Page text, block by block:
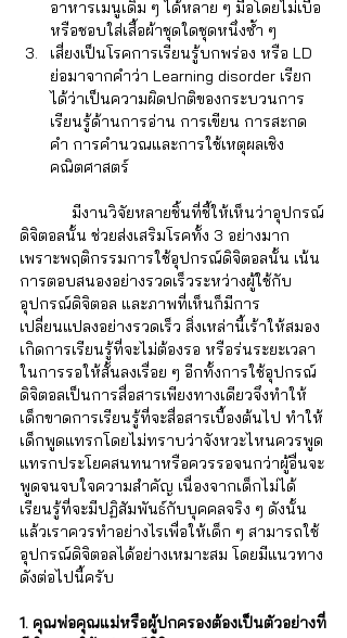
อาหารเมนูเดิม ๆ ได้หลาย ๆ มื้อโดยไม่เบื่อ
หรือชอบใส่เสื้อผ้าชุดใดชุดหนึ่งซ้ำ ๆ
เสี่ยงเป็นโรคการเรียนรู้บกพร่อง หรือ LD
ย่อมาจากคำว่า Learning disorder เรียก
ได้ว่าเป็นความผิดปกติของกระบวนการ
เรียนรู้ด้านการอ่าน การเขียน การสะกด
คำ การคำนวณและการใช้เหตุผลเชิง
คณิตศาสตร์
ดิจิตอลนั้น ช่วยส่งเสริมโรคทั้ง 3 อย่างมาก
เพราะพฤติกรรมการใช้อุปกรณ์ดิจิตอลนั้น เน้น
การตอบสนองอย่างรวดเร็วระหว่างผู้ใช้กับ
อุปกรณ์ดิจิตอล และภาพที่เห็นก็มีการ
เปลี่ยนแปลงอย่างรวดเร็ว สิ่งเหล่านี้เร้าให้สมอง
เกิดการเรียนรู้ที่จะไม่ต้องรอ หรือร่นระยะเวลา
ในการรอให้สั้นลงเรื่อย ๆ อีกทั้งการใช้อุปกรณ์
ดิจิตอลเป็นการสื่อสารเพียงทางเดียวจึงทำให้
เด็กขาดการเรียนรู้ที่จะสื่อสารเบื้องต้นไป ทำให้
เด็กพูดแทรกโดยไม่ทราบว่าจังหวะไหนควรพูด
แทรกประโยคสนทนาหรือควรรอจนกว่าผู้อื่นจะ
พูดจนจบใจความสำคัญ เนื่องจากเด็กไม่ได้
เรียนรู้ที่จะมีปฏิสัมพันธ์กับบุคคลจริง ๆ ดังนั้น
แล้วเราควรทำอย่างไรเพื่อให้เด็ก ๆ สามารถใช้
อุปกรณ์ดิจิตอลได้อย่างเหมาะสม โดยมีแนวทาง
ดังต่อไปนี้ครับ
1. คุณพ่อคุณแม่หรือผู้ปกครองต้องเป็นตัวอย่างที่